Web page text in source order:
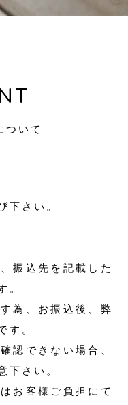
ついて
下さい。
振込先を記載した
。
為、お振込後、弊
す。
認できない場合、
下さい。
お客様ご負担にて